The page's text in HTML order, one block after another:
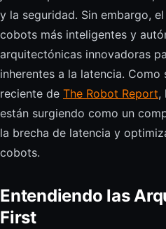
y la seguridad. Sin embargo,
cobots más inteligentes y
arquitectónicas innovadoras
inherentes a la latencia.
reciente de The Robot Report,
están surgiendo como un
la brecha de latencia y
cobots.
Entendiendo las
First